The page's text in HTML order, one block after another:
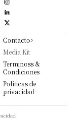
Contacto>
Media Kit
Terminoss &
Condiciones
Políticas de
privacidad